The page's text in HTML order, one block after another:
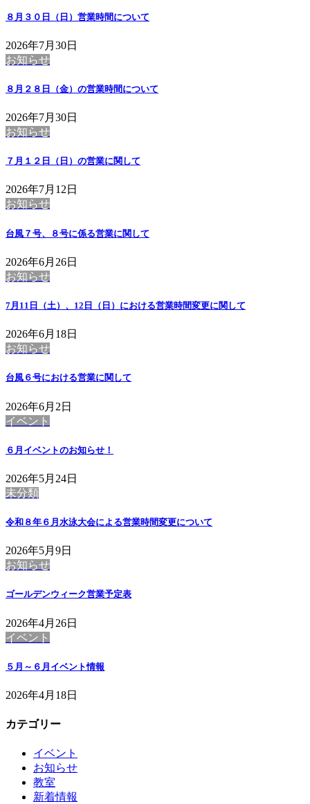
８月３０日（日）営業時間について
2026年7月30日
お知らせ
８月２８日（金）の営業時間について
2026年7月30日
お知らせ
７月１２日（日）の営業に関して
2026年7月12日
お知らせ
台風７号、８号に係る営業に関して
2026年6月26日
お知らせ
7月11日（土）、12日（日）における営業時間変更に関して
2026年6月18日
お知らせ
台風６号における営業に関して
2026年6月2日
イベント
６月イベントのお知らせ！
2026年5月24日
未分類
令和８年６月水泳大会による営業時間変更について
2026年5月9日
お知らせ
ゴールデンウィーク営業予定表
2026年4月26日
イベント
５月～６月イベント情報
2026年4月18日
カテゴリー
イベント
お知らせ
教室
新着情報